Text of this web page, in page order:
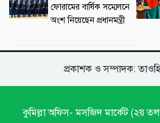
ফোরামের বার্ষিক সম্মেলনে
অংশ নিয়েছেন প্রধানমন্ত্রী
প্রকাশক ও সম্পাদক:
কুমিল্লা অফিস- মসজিদ মার্কেট (২য়